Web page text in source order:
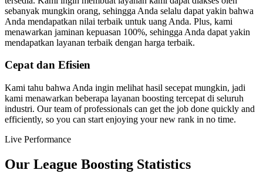
sebanyak mungkin orang, sehingga Anda selalu dapat yakin bahwa
Anda mendapatkan nilai terbaik untuk uang Anda. Plus, kami
menawarkan jaminan kepuasan 100%, sehingga Anda dapat yakin
mendapatkan layanan terbaik dengan harga terbaik.
Cepat dan Efisien
Kami tahu bahwa Anda ingin melihat hasil secepat mungkin, jadi
kami menawarkan beberapa layanan boosting tercepat di seluruh
industri. Our team of professionals can get the job done quickly and
efficiently, so you can start enjoying your new rank in no time.
Live Performance
Our League Boosting Statistics